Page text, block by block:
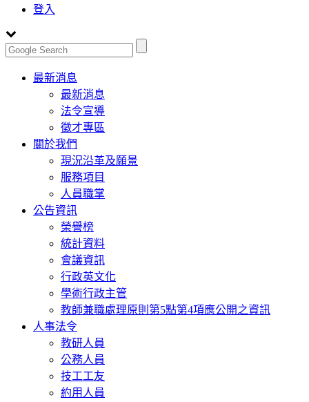
登入
Toggle
navigation
最新消息
最新消息
法令宣導
徵才專區
關於我們
現況沿革及願景
服務項目
人員職掌
公告資訊
榮譽榜
統計資料
會議資訊
行政英文化
學術行政主管
教師兼職處理原則第5點第4項應公開之資訊
人事法令
教研人員
公務人員
技工工友
約用人員